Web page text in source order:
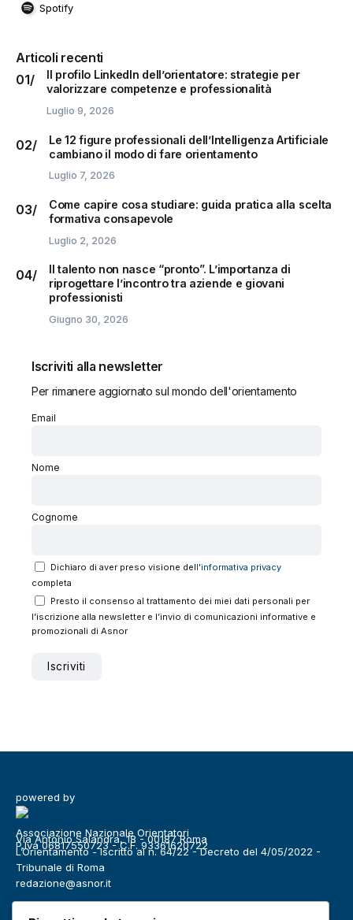
Spotify
Articoli recenti
Il profilo LinkedIn dell’orientatore: strategie per
valorizzare competenze e professionalità
Luglio 9, 2026
Le 12 figure professionali dell’Intelligenza Artificiale
cambiano il modo di fare orientamento
Luglio 7, 2026
Come capire cosa studiare: guida pratica alla scelta
formativa consapevole
Luglio 2, 2026
Il talento non nasce “pronto”. L’importanza di
riprogettare l’incontro tra aziende e giovani
professionisti
Giugno 30, 2026
Iscriviti alla newsletter
Per rimanere aggiornato sul mondo dell'orientamento
Email
Nome
Cognome
Dichiaro di aver preso visione dell'informativa privacy
completa
Presto il consenso al trattamento dei miei dati personali per
l’iscrizione alla newsletter e l’invio di comunicazioni informative e
promozionali di Asnor
powered by
Associazione Nazionale Orientatori
Via Antonio Salandra, 18 - 00187 Roma
P.Iva 06817550723 - C.F. 93361620722
L’Orientamento - Iscritto al n. 64/22 - Decreto del 4/05/2022 -
Tribunale di Roma
redazione@asnor.it